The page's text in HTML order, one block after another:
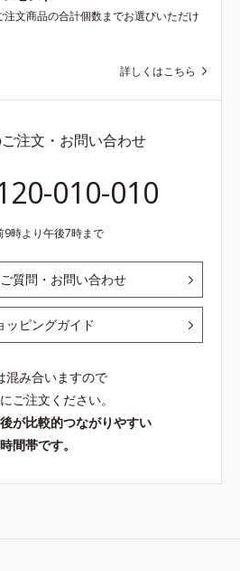
注文商品の合計個数までお選びいただけ
詳しくはこちら
注文・お問い合わせ
010-010
9時より午後7時まで
質問・お問い合わせ
ッピングガイド
混み合いますので
ご注文ください。
が比較的つながりやすい
時間帯です。